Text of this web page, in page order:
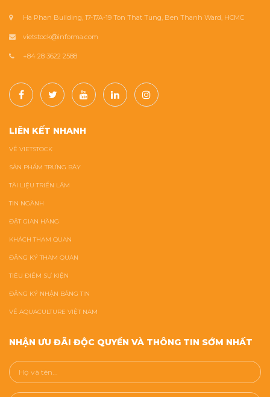
Ha Phan Building, 17-17A-19 Ton That Tung, Ben Thanh Ward, HCMC
vietstock@informa.com
+84 28 3622 2588
LIÊN KẾT NHANH
VỀ VIETSTOCK
SẢN PHẨM TRƯNG BÀY
TÀI LIỆU TRIỂN LÃM
TIN NGÀNH
ĐẶT GIAN HÀNG
KHÁCH THAM QUAN
ĐĂNG KÝ THAM QUAN
TIÊU ĐIỂM SỰ KIỆN
ĐĂNG KÝ NHẬN BẢNG TIN
VỀ AQUACULTURE VIỆT NAM
NHẬN ƯU ĐÃI ĐỘC QUYỀN VÀ THÔNG TIN SỚM NHẤT